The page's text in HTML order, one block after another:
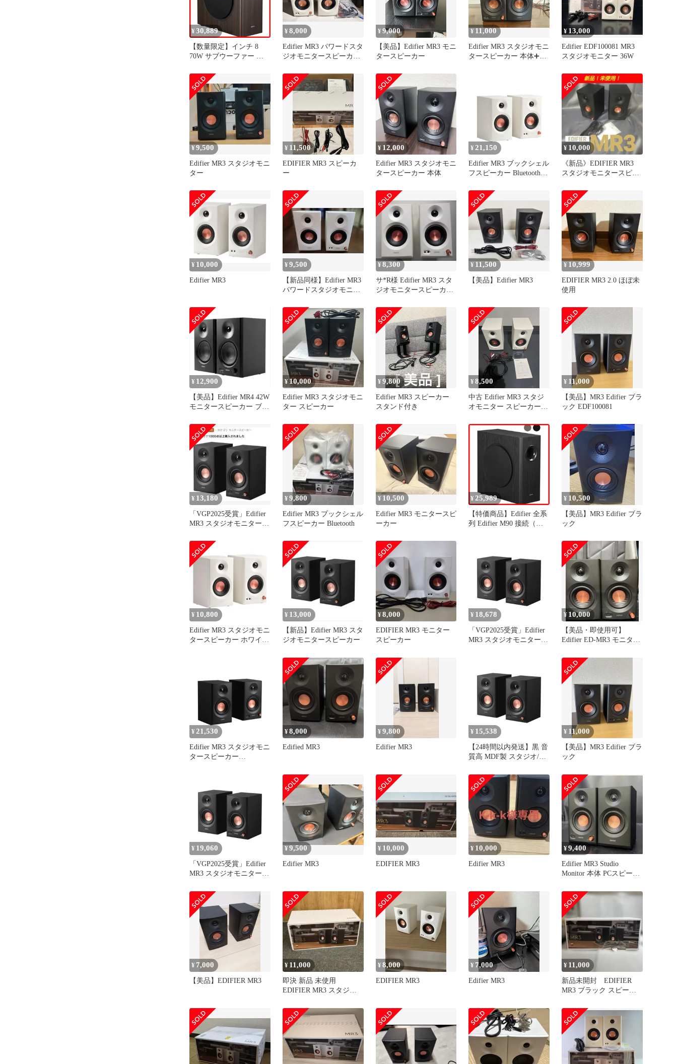
¥ 30,889
【数量限定】インチ 8
70W サブウーファー ア
ーカー （薄型ニューデザ
イン）｜周波数特性 T5s
35Hz~115Hz｜0°/180° 位
相制御 ｜ 3.5mm (エディ
ファイア) AUX/RCA 接続
（ケーブル同梱）｜ Edif
¥8,000
Edifier MR3 パワードスタ
ジオモニタースピーカー
¥9,000
【美品】Edifier MR3 モニ
タースピーカー
¥ 11,000
Edifier MR3 スタジオモニ
タースピーカー 本体➕ケ
¥ 13,000
Edifier EDF100081 MR3
スタジオモニター 36W
¥9,500
Edifier MR3 スタジオモニ
ター
¥ 11,500
EDIFIER MR3 スピーカ
ー
¥ 12,000
Edifier MR3 スタジオモニ
タースピーカー 本体
¥ 21,150
Edifier MR3 ブックシェル
フスピーカー Bluetooth
ースピーカー ルーム補正
TRSバランス/RCA/AUX
入力 3.5mm/ヘッドホン端
子出力 52Hz-40kHz スタ
ジオ/作曲/音楽/映画鑑賞
用 専用★m
¥ 10,000
《新品》EDIFIER MR3
スタジオモニタースピー
¥ 10,000
Edifier MR3
¥9,500
【新品同様】Edifier MR3
パワードスタジオモニタ
¥8,300
サ*R様 Edifier MR3 スタ
ジオモニタースピーカー
¥ 11,500
【美品】Edifier MR3
¥ 10,999
EDIFIER MR3 2.0 ほぼ未
使用
¥ 12,900
【美品】Edifier MR4 42W
モニタースピーカー ブラ
¥10,000
Edifier MR3 スタジオモニ
ター スピーカー
¥9,800
Edifier MR3 スピーカー
スタンド付き
¥8,500
中古 Edifier MR3 スタジ
オモニター スピーカー
¥ 11,000
【美品】MR3 Edifier ブラ
ック EDF100081
¥ 13,180
「VGP2025受賞」Edifier
MR3 スタジオモニタース
¥9,800
Edifier MR3 ブックシェル
フスピーカー Bluetooth
¥ 10,500
Edifier MR3 モニタースピ
ーカー
¥ 25,989
【特価商品】Edifier 全系
列 Edifier M90 接続（ケ
35Hz~115Hz G2000Pro 周
波数特性 G1000II （薄型
ニューデザイン） 等
¥ 10,500
【美品】MR3 Edifier ブラ
ック
¥ 10,800
Edifier MR3 スタジオモニ
タースピーカー ホワイト
¥ 13,000
【新品】Edifier MR3 スタ
ジオモニタースピーカー
¥8,000
EDIFIER MR3 モニター
スピーカー
¥ 18,678
「VGP2025受賞」Edifier
MR3 スタジオモニタース
ス/RCA/AUX入力 3.5mm/
ヘッドホン端子出力
52Hz-40kHz スタジオ/作
曲/音楽/映画
¥ 10,000
【美品・即使用可】
Edifier ED-MR3 モニター
¥ 21,530
Edifier MR3 スタジオモニ
タースピーカー
リ TRSバラン
ス/RCA/AUX入力 3.5mm/
ヘッドホン端子出力
52Hz-40kHz スタジオ/作
曲/音楽/映e
¥8,000
Edified MR3
¥9,800
Edifier MR3
¥ 15,538
【24時間以内発送】黒 音
質高 MDF製 スタジオ/作
40kHz 3.5mm/ヘッドホン
端子出力 TRSバラン
ス/RCA/AUX入力 専用ア
プリ ハイレゾ ルーム補
正 5.4 Bluetooth スタジオ
モニタースピーカー「20
¥ 11,000
【美品】MR3 Edifier ブラ
ック
¥ 19,060
「VGP2025受賞」Edifier
MR3 スタジオモニタース
5.4 ルーム補正 ハイレゾ
専用アプリ TRSバラン
ス/RCA/AUX入力 3.5mm/
ヘッドホン端子出力
52Hz-40kHz スタジオ/作
曲/音楽/Ju
¥9,500
Edifier MR3
¥ 10,000
EDIFIER MR3
¥ 10,000
Edifier MR3
¥9,400
Edifier MR3 Studio
Monitor 本体 PCスピーカ
¥ 7,000
【美品】EDIFIER MR3
¥ 11,000
即決 新品 未使用
EDIFIER MR3 スタジオ
¥8,000
EDIFIER MR3
¥ 7,000
Edifier MR3
¥ 11,000
新品未開封 EDIFIER
MR3 ブラック スピーカ